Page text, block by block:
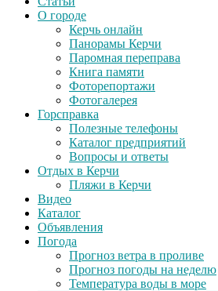
О городе
Керчь онлайн
Панорамы Керчи
Паромная переправа
Книга памяти
Фоторепортажи
Фотогалерея
Горсправка
Полезные телефоны
Каталог предприятий
Вопросы и ответы
Отдых в Керчи
Пляжи в Керчи
Видео
Каталог
Объявления
Погода
Прогноз ветра в проливе
Прогноз погоды на неделю
Температура воды в море